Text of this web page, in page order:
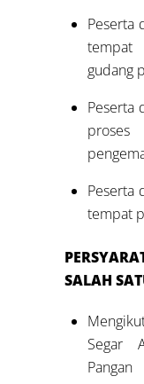
Peserta
gudang
Peserta
Peserta
tempat
SALAH
Segar
Pangan